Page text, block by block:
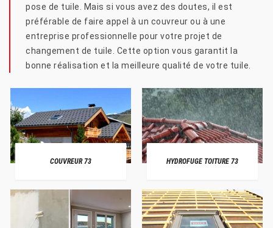
pose de tuile. Mais si vous avez des doutes, il est
préférable de faire appel à un couvreur ou à une
entreprise professionnelle pour votre projet de
changement de tuile. Cette option vous garantit la
bonne réalisation et la meilleure qualité de votre tuile.
COUVREUR 73 HYDROFUGE TOITURE 73